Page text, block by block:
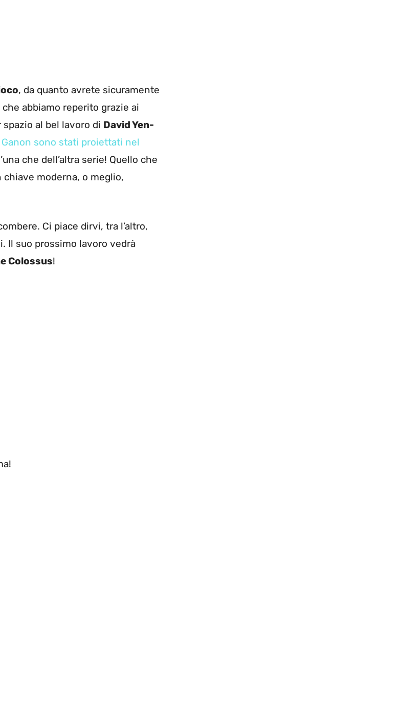
, da quanto avrete sicuramente
abbiamo reperito grazie ai
al bel lavoro di David Yen-
sono stati proiettati nel
che dell’altra serie! Quello che
moderna, o meglio,
Ci piace dirvi, tra l’altro,
Il suo prossimo lavoro vedrà
Colossus!